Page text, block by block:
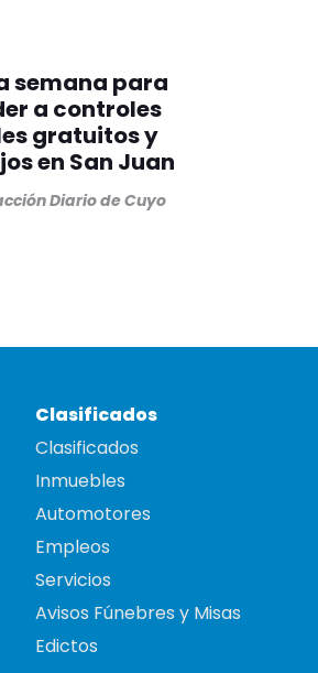
semana para
a controles
gratuitos y
en San Juan
Diario de Cuyo
Clasificados
Clasificados
Inmuebles
Automotores
Empleos
Servicios
Avisos Fúnebres y Misas
Edictos